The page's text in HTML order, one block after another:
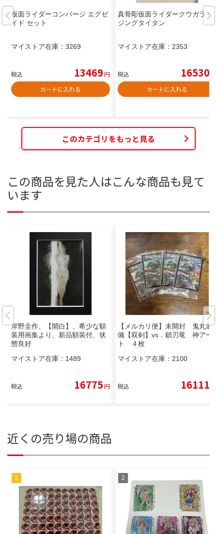
仮面ライダーコンバージ エグゼ
イド セット
マイストア在庫： 3269
税込 13469円
カートに入れる
真骨彫仮面ライダークウガライ
ジングタイタン
マイストア在庫： 2353
税込 16530
カートに入れる
このカテゴリをもっと見る
この商品を見た人はこんな商品も見て
います
岸野圭作、【開白】、希少な額
装用画集より、新品額装付、状
態良好
マイストア在庫： 1489
税込 16775円
【メルカリ便】未開封 鬼丸装
備【双剣】vs．鎖刃竜 神アー
ト ４枚
マイストア在庫： 2100
税込 16111
近くの売り場の商品